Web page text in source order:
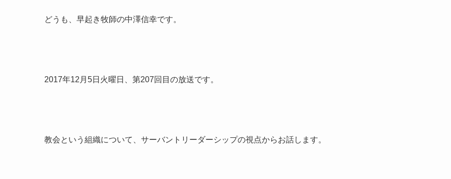
どうも、早起き牧師の中澤信幸です。
2017年12月5日火曜日、第207回目の放送です。
教会という組織について、サーバントリーダーシップの視点からお話します。